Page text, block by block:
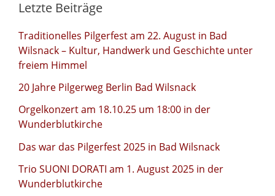
Letzte Beiträge
Traditionelles Pilgerfest am 22. August in Bad
Wilsnack – Kultur, Handwerk und Geschichte unter
freiem Himmel
20 Jahre Pilgerweg Berlin Bad Wilsnack
Orgelkonzert am 18.10.25 um 18:00 in der
Wunderblutkirche
Das war das Pilgerfest 2025 in Bad Wilsnack
Trio SUONI DORATI am 1. August 2025 in der
Wunderblutkirche